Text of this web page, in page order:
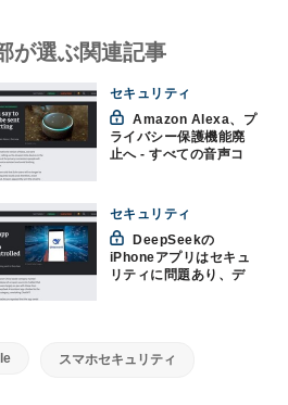
が選ぶ関連記事
セキュリティ
Amazon Alexa、プ
ライバシー保護機能廃
止へ - すべての音声コ
セキュリティ
DeepSeekの
iPhoneアプリはセキュ
リティに問題あり、デ
スマホセキュリティ